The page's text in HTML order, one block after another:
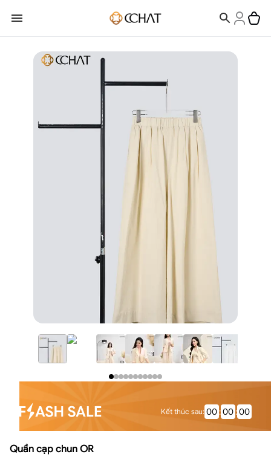
Kết thúc sau: 00 :00:00
Quần cạp chun OR